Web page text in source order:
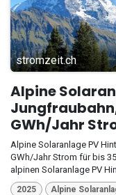
stromzeit.ch
Alpine
Jungfraubahn,
GWh/Jahr
Alpine Solaranlage PV
GWh/Jahr Strom für bis
alpinen Solaranlage PV
2025 Alpine